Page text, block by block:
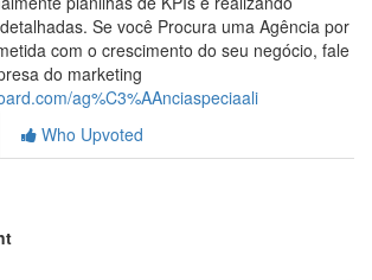
Se você Procura uma Agência por
com o crescimento do seu negócio, fale
do marketing
ag%C3%AAnciaspeciaali
Who Upvoted